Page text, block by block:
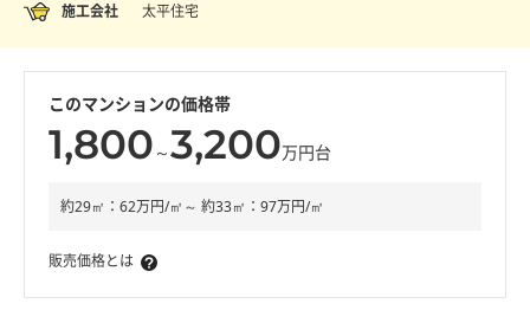
施工会社 太平住宅
このマンションの価格帯
1,800 ～3,200万円台
約29㎡：62万円/㎡～ 約33㎡：97万円/㎡
販売価格とは